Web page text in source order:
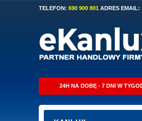
TELEFON: 690 900 801 ADRES EMAIL:
24H NA DOBĘ - 7 DNI W